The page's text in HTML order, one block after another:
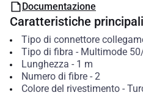
Documentazione
Caratteristiche principali
Tipo di connettore
Tipo di fibra - Multimode
Lunghezza - 1 m
Numero di fibre- 2
Colore del rivestimento-